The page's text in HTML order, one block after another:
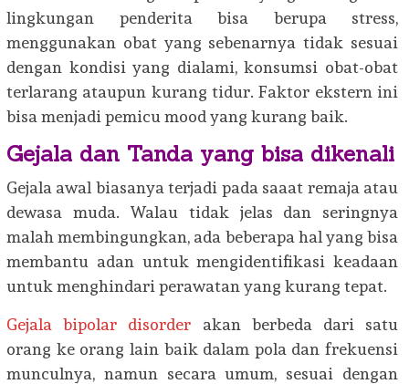
lingkungan penderita bisa berupa stress,
menggunakan obat yang sebenarnya tidak sesuai
dengan kondisi yang dialami, konsumsi obat-obat
terlarang ataupun kurang tidur. Faktor ekstern ini
bisa menjadi pemicu mood yang kurang baik.
Gejala dan Tanda yang bisa dikenali
Gejala awal biasanya terjadi pada saaat remaja atau
dewasa muda. Walau tidak jelas dan seringnya
malah membingungkan, ada beberapa hal yang bisa
membantu adan untuk mengidentifikasi keadaan
untuk menghindari perawatan yang kurang tepat.
Gejala bipolar disorder akan berbeda dari satu
orang ke orang lain baik dalam pola dan frekuensi
munculnya, namun secara umum, sesuai dengan